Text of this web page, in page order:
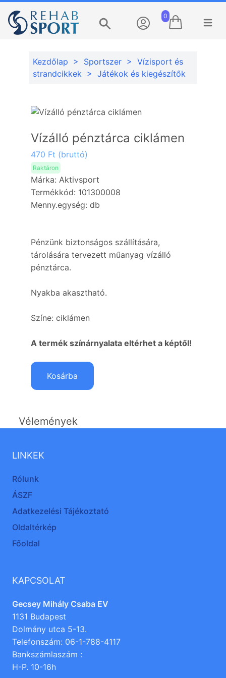
0
Menü
Kezdőlap > Sportszer >
Vízisport és
strandcikkek > Játékok és kiegészítők
Vízálló pénztárca ciklámen
470 Ft (bruttó)
Raktáron
Márka: Aktivsport
Termékkód: 101300008
Menny.egység: db
Pénzünk biztonságos szállítására,
tárolására tervezett műanyag vízálló
pénztárca.
Nyakba akasztható.
Színe: ciklámen
A termék színárnyalata eltérhet a képtől!
Kosárba
Vélemények
LINKEK
Rólunk
ÁSZF
Adatkezelési Tájékoztató
Oldaltérkép
Főoldal
KAPCSOLAT
Gecsey Mihály Csaba EV
1131 Budapest
Dolmány utca 5-13.
Telefonszám: 06-1-788-4117
Bankszámlaszám :
H-P. 10-16h